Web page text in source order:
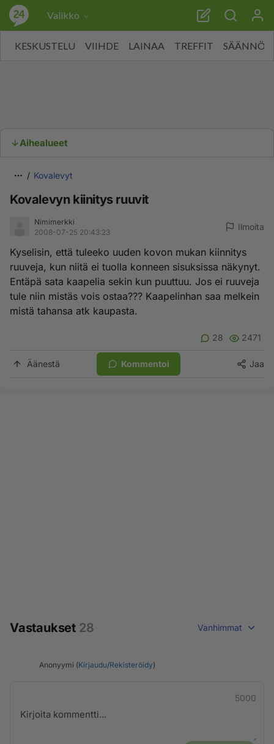
Valikko
KESKUSTELU VIIHDE LAINAA TREFFIT SÄÄNNÖT
Aihealueet
Kovalevyt
Kovalevyn kiinitys ruuvit
Nimimerkki
2008-07-25 20:43:23
Ilmoita
Kyselisin, että tuleeko uuden kovon mukan kiinnitys
ruuveja, kun niitä ei tuolla konneen sisuksissa näkynyt.
Entäpä sata kaapelia sekin kun puuttuu. Jos ei ruuveja
tule niin mistäs vois ostaa??? Kaapelinhan saa melkein
mistä tahansa atk kaupasta.
28 2471
Äänestä Kommentoi Jaa
Vastaukset 28 Vanhimmat
Anonyymi (Kirjaudu/Rekisteröidy)
5000